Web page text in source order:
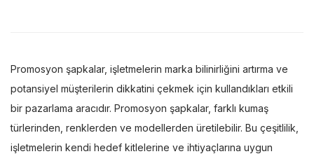
Promosyon şapkalar, işletmelerin marka bilinirliğini artırma ve
potansiyel müşterilerin dikkatini çekmek için kullandıkları etkili
bir pazarlama aracıdır. Promosyon şapkalar, farklı kumaş
türlerinden, renklerden ve modellerden üretilebilir. Bu çeşitlilik,
işletmelerin kendi hedef kitlelerine ve ihtiyaçlarına uygun